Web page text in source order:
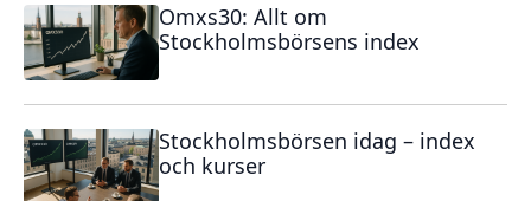
Omxs30: Allt om
Stockholmsbörsens index
Stockholmsbörsen idag – index
och kurser